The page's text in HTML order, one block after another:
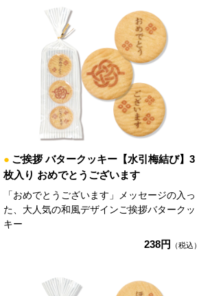
● ご挨拶 バタークッキー【水引梅結び】3
枚入り おめでとうございます
「おめでとうございます」メッセージの入っ
た、大人気の和風デザインご挨拶バタークッ
キー
238円 （税込）